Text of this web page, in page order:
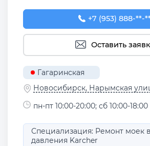
+7 (953) 888-42-
+7 (953) 888-**-
Оставить
Гагаринская
Новосибирск, Нарымская
пн-пт 10:00-20:00; сб 10:00-18:00
Специализация: Ремонт моек
давления Karcher